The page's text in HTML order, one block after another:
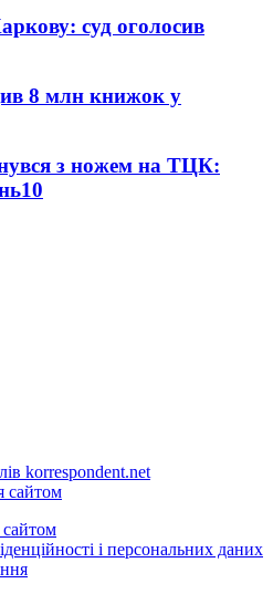
суд оголосив
8 млн книжок у
з ножем на ТЦК:
10
korrespondent.net
сайтом
сайтом
і персональних даних